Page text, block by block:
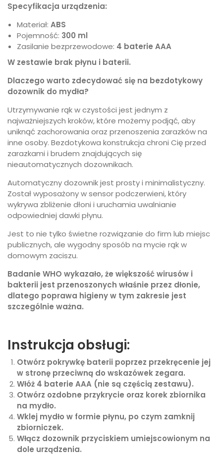
Specyfikacja urządzenia:
Materiał: ABS
Pojemność: 300 ml
Zasilanie bezprzewodowe: 4 baterie AAA
W zestawie brak płynu i baterii.
Dlaczego warto zdecydować się na bezdotykowy
dozownik do mydła?
Utrzymywanie rąk w czystości jest jednym z
najważniejszych kroków, które możemy podjąć, aby
uniknąć zachorowania oraz przenoszenia zarazków na
inne osoby. Bezdotykowa konstrukcja chroni Cię przed
zarazkami i brudem znajdujących się
nieautomatycznych dozownikach.
Automatyczny dozownik jest prosty i minimalistyczny.
Został wyposażony w sensor podczerwieni, który
wykrywa zbliżenie dłoni i uruchamia uwalnianie
odpowiedniej dawki płynu.
Jest to nie tylko świetne rozwiązanie do firm lub miejsc
publicznych, ale wygodny sposób na mycie rąk w
domowym zaciszu.
Badanie WHO wykazało, że większość wirusów i
bakterii jest przenoszonych właśnie przez dłonie,
dlatego poprawa higieny w tym zakresie jest
szczególnie ważna.
Instrukcja obsługi:
Otwórz pokrywkę baterii poprzez przekręcenie jej
w stronę przeciwną do wskazówek zegara.
Włóż 4 baterie AAA (nie są częścią zestawu).
Otwórz ozdobne przykrycie oraz korek zbiornika
na mydło.
Wklej mydło w formie płynu, po czym zamknij
zbiorniczek.
Włącz dozownik przyciskiem umiejscowionym na
dole urządzenia.